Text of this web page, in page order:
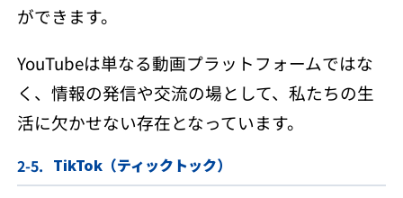
ができます。
YouTubeは単なる動画プラットフォームではな
く、情報の発信や交流の場として、私たちの生
活に欠かせない存在となっています。
TikTok（ティックトック）